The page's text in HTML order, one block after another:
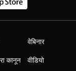
कानून
वेबिनार
वीडियो